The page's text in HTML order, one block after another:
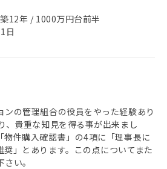
12年 / 1000万円台前半
日
の管理組合の役員をやった経験あり
、貴重な知見を得る事が出来まし
物件購入確認書」の4項に「理事長に
」とあります。この点についてまた
い。